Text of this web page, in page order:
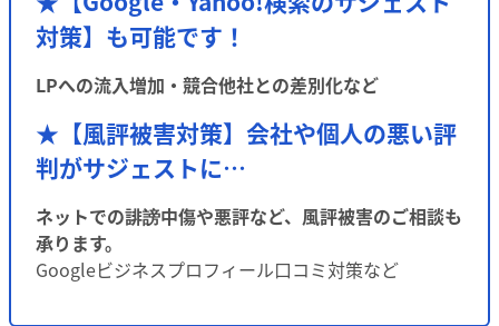
対策】も可能です！
LPへの流入増加・競合他社との差別化など
★【風評被害対策】会社や個人の悪い評
判がサジェストに…
ネットでの誹謗中傷や悪評など、風評被害のご相談も
承ります。
Googleビジネスプロフィール口コミ対策など